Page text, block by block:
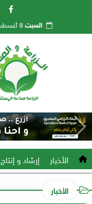
السبت8 أغسطس 2026
الأخبار إرشاد و إنتاج
الأخبار